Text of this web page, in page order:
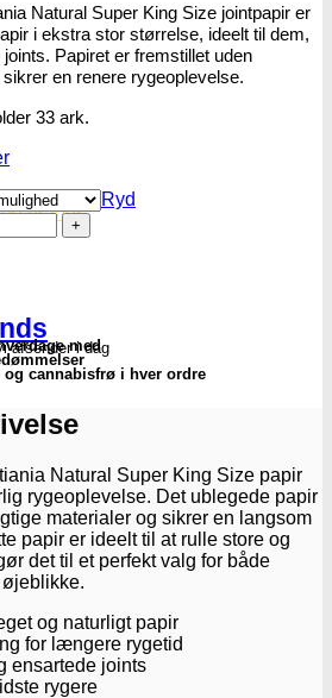
brands
Natural Super King Size jointpapir er
i ekstra stor størrelse, ideelt til dem,
Papiret er fremstillet uden
en renere rygeoplevelse.
33 ark.
Ryd
afsender i dag
med
og cannabisfrø i hver ordre
Natural Super King Size papir
rygeoplevelse. Det ublegede papir
materialer og sikrer en langsom
papir er ideelt til at rulle store og
det til et perfekt valg for både
og naturligt papir
for længere rygetid
ensartede joints
rygere